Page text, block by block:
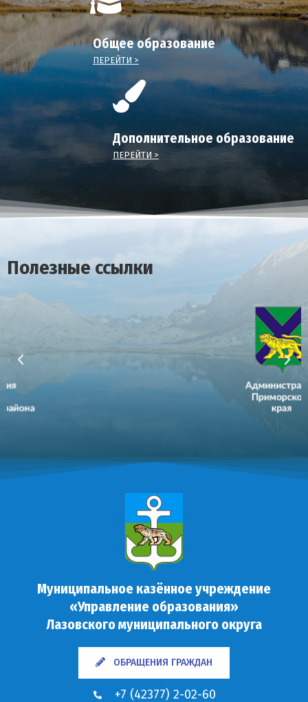
Общее образование
ПЕРЕЙТИ >
Дополнительное образование
ПЕРЕЙТИ >
Полезные ссылки
Муниципальное казённое учреждение
«Управление образования»
Лазовского муниципального округа
ОБРАЩЕНИЯ ГРАЖДАН
+7 (42377) 2-02-60